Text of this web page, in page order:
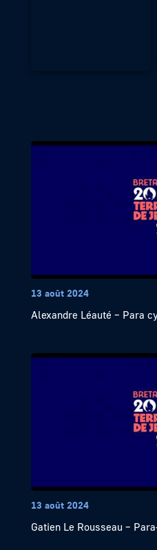
13 août 2024
Alexandre Léauté – Para
13 août 2024
Gatien Le Rousseau –